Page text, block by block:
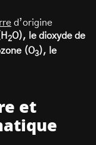
d’origine
2O), le dioxyde de
(O3), le
et